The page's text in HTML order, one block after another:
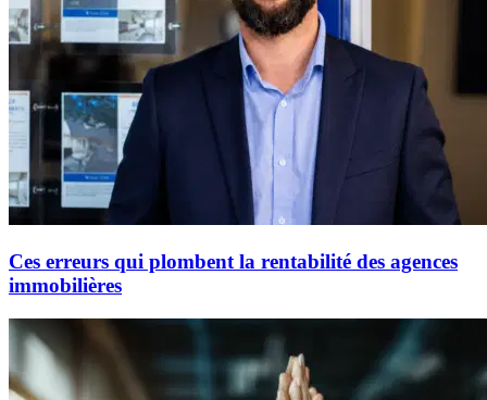
Ces erreurs qui plombent la rentabilité des agences
immobilières